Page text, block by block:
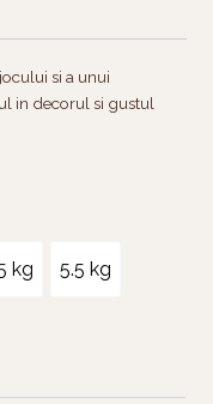
si a unui
in decorul si gustul
kg 5.5 kg